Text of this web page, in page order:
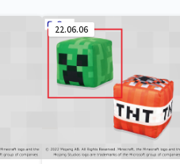
22.06.06